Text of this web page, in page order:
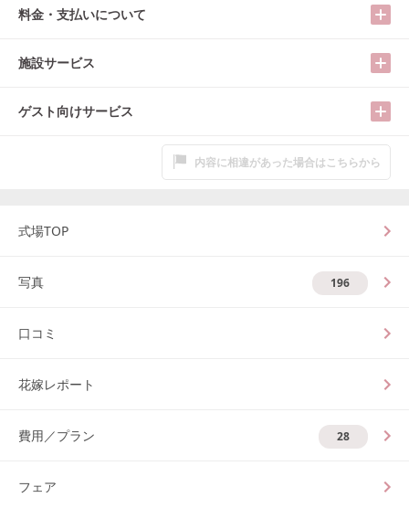
料金・支払いについて
施設サービス
ゲスト向けサービス
内容に相違があった場合はこちらから
式場TOP
写真 196
口コミ
花嫁レポート
費用／プラン 28
フェア